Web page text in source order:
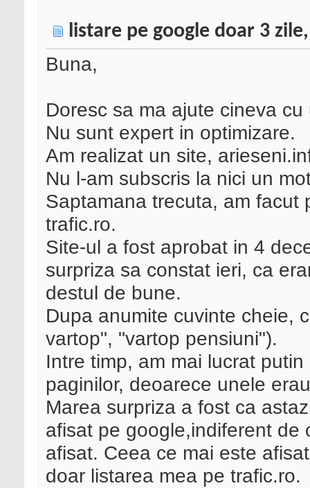
listare pe google doar 3
Buna,
Doresc sa ma ajute cineva
Nu sunt expert in optimizare.
Am realizat un site,
Nu l-am subscris la nici un
Saptamana trecuta, am facut
trafic.ro.
Site-ul a fost aprobat in 4
surpriza sa constat ieri, ca
destul de bune.
Dupa anumite cuvinte cheie,
vartop", "vartop pensiuni").
Intre timp, am mai lucrat
paginilor, deoarece unele
Marea surpriza a fost ca
afisat pe google,indiferent de
afisat. Ceea ce mai este
doar listarea mea pe trafic.ro.